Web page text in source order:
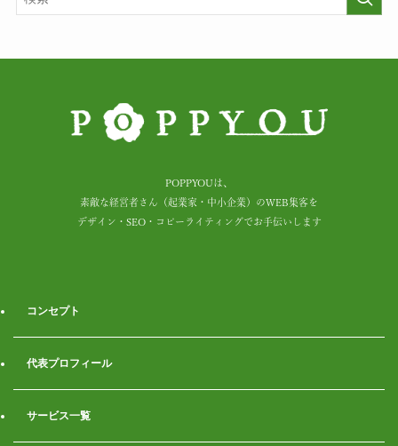
POPPYOUは、
素敵な経営者さん（起業家・中小企業）のWEB集客を
デザイン・SEO・コピーライティングでお手伝いします
コンセプト
代表プロフィール
サービス一覧